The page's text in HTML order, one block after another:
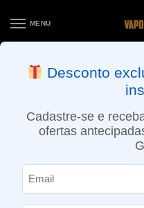
MENU
ENTREGA NO MESMO DIA
APROVADOS
Desconto
Cadastre-se e
ofertas